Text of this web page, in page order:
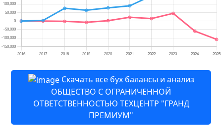
Скачать все бух балансы и анализ
ОБЩЕСТВО С ОГРАНИЧЕННОЙ
ОТВЕТСТВЕННОСТЬЮ ТЕХЦЕНТР "ГРАНД
ПРЕМИУМ"